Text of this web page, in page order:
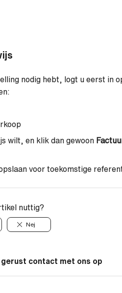
nodig hebt, logt u eerst in
wilt, en klik dan gewoon
voor toekomstige
nuttig?
Nej
gerust contact met ons op